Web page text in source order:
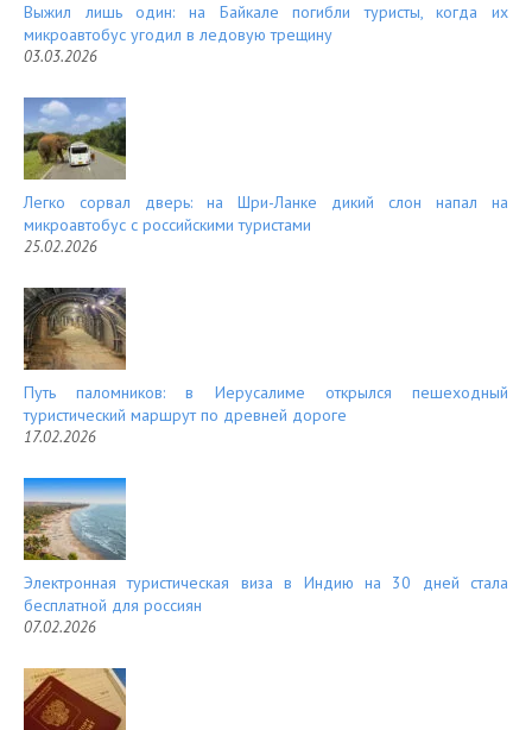
Выжил лишь один: на Байкале погибли туристы, когда их
микроавтобус угодил в ледовую трещину
03.03.2026
Легко сорвал дверь: на Шри-Ланке дикий слон напал на
микроавтобус с российскими туристами
25.02.2026
Путь паломников: в Иерусалиме открылся пешеходный
туристический маршрут по древней дороге
17.02.2026
Электронная туристическая виза в Индию на 30 дней стала
бесплатной для россиян
07.02.2026